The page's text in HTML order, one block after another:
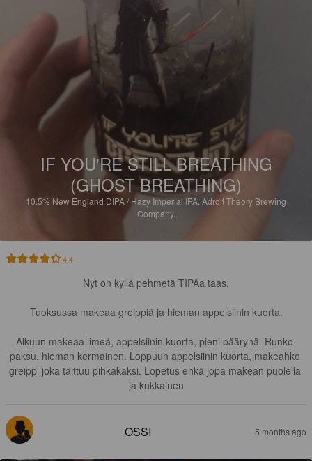
IF YOU'RE STILL BREATHING
(GHOST BREATHING)
10.5% New England DIPA / Hazy Imperial IPA. Adroit Theory Brewing
Company.
4.4
Nyt on kyllä pehmetä TIPAa taas.
Tuoksussa makeaa greippiä ja hieman appelsiinin kuorta.
Alkuun makeaa limeä, appelsiinin kuorta, pieni päärynä. Runko
paksu, hieman kermainen. Loppuun appelsiinin kuorta, makeahko
greippi joka taittuu pihkakaksi. Lopetus ehkä jopa makean puolella
ja kukkainen
OSSI 5 months ago